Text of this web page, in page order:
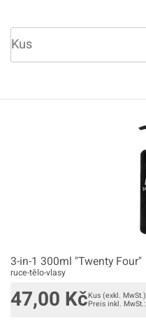
3-in-1 300ml "Twenty Four"
ruce-tělo-vlasy
47,00 KčKus (exkl. MwSt.)
Preis inkl. MwSt.: